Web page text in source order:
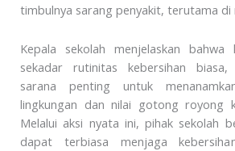
timbulnya sarang penyakit, terutama di
Kepala sekolah menjelaskan
sekadar rutinitas kebersihan biasa,
sarana penting untuk
lingkungan dan nilai gotong royong
Melalui aksi nyata ini, pihak sekolah
dapat terbiasa menjaga